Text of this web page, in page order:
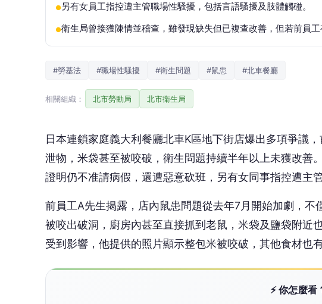
●另有女員工指控遭主管職場性騷擾，包括言語騷擾及肢體觸碰。
●衛生局曾接獲陳情並稽查，雖發現缺失但已複查改善，但若前員工
#勞基法 #職場性騷擾 #衛生問題 #鼠患 #北車餐廳
相關組織： 北市勞動局 北市衛生局
日本連鎖家庭義大利餐廳北車K區地下街店爆出多項爭議
泄物，米袋甚至被咬破，衛生問題持續半年以上未獲改善
證明仍不准請病假，還遭惡意砍班，另有女同事指控遭主
前員工A先生揭露，店內鼠患問題從去年7月開始加劇，
被咬出破洞，廚房內甚至直接抓到老鼠，米袋及鹽袋附近
受到影響，他提供的照片顯示整包米被咬破，其他食材也
⚡ 你怎麼看